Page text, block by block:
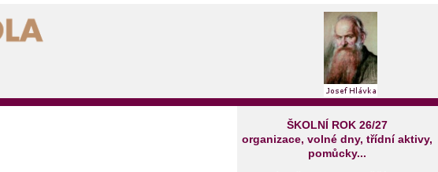
ŠKOLNÍ ROK 26/27
organizace, volné dny, třídní aktivy,
pomůcky...